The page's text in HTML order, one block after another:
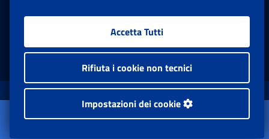
Apri il menu
Facebook: Apre una nuova finestra
Twitter: Apre una nuova finestra
Whatsapp: Apre una nuova
Youtube: Apre una
Instagram:
www.inps.gov.it © 1997-2026
Istituto Nazionale Previdenza Sociale.
Accetta Tutti
Rifiuta i cookie non tecnici
Impostazioni dei cookie